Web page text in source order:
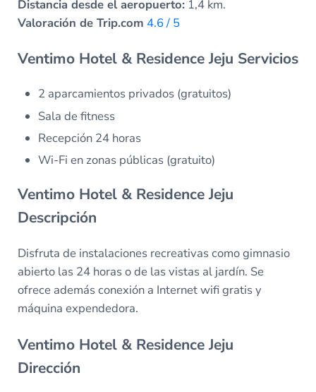
Distancia desde el aeropuerto:1,4 km.
Valoración de Trip.com 4.6 / 5
Ventimo Hotel & Residence Jeju Servicios
2 aparcamientos privados (gratuitos)
Sala de fitness
Recepción 24 horas
Wi-Fi en zonas públicas (gratuito)
Ventimo Hotel & Residence Jeju
Descripción
Disfruta de instalaciones recreativas como gimnasio
abierto las 24 horas o de las vistas al jardín. Se
ofrece además conexión a Internet wifi gratis y
máquina expendedora.
Ventimo Hotel & Residence Jeju
Dirección